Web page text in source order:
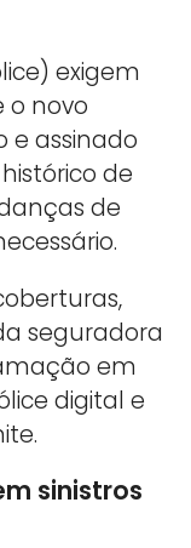
exigem
o novo
e assinado
de
de
seguradora
em
digital e
sinistros